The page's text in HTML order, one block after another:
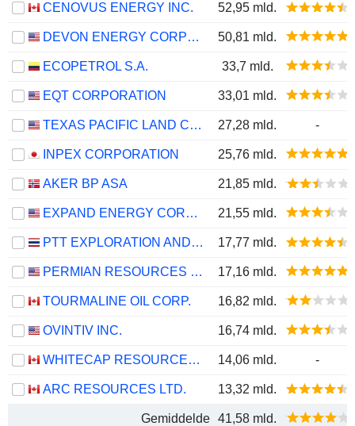
CENOVUS ENERGY INC. 52,95 mld.
DEVON ENERGY CORPORATION 50,81 mld.
ECOPETROL S.A. 33,7 mld.
EQT CORPORATION 33,01 mld.
TEXAS PACIFIC LAND CORPORATION 27,28 mld. -
INPEX CORPORATION 25,76 mld.
AKER BP ASA 21,85 mld.
EXPAND ENERGY CORPORATION 21,55 mld.
PTT EXPLORATION AND PRODUCTION 17,77 mld.
PERMIAN RESOURCES CORPORATION 17,16 mld.
TOURMALINE OIL CORP. 16,82 mld.
OVINTIV INC. 16,74 mld.
WHITECAP RESOURCES INC. 14,06 mld. -
ARC RESOURCES LTD. 13,32 mld.
Gemiddelde 41,58 mld.